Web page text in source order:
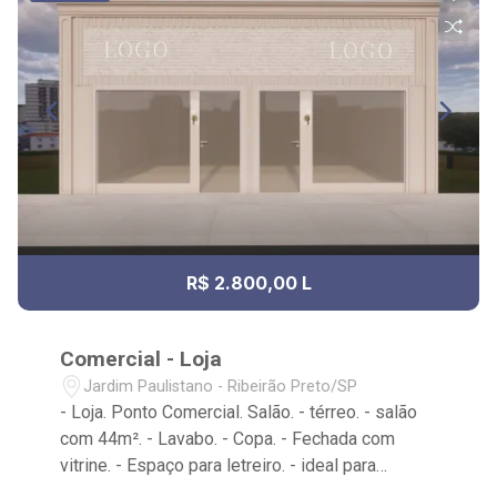
R$ 2.800,00 L
Comercial - Loja
Jardim Paulistano - Ribeirão Preto/SP
- Loja. Ponto Comercial. Salão. - térreo. - salão
com 44m². - Lavabo. - Copa. - Fechada com
vitrine. - Espaço para letreiro. - ideal para